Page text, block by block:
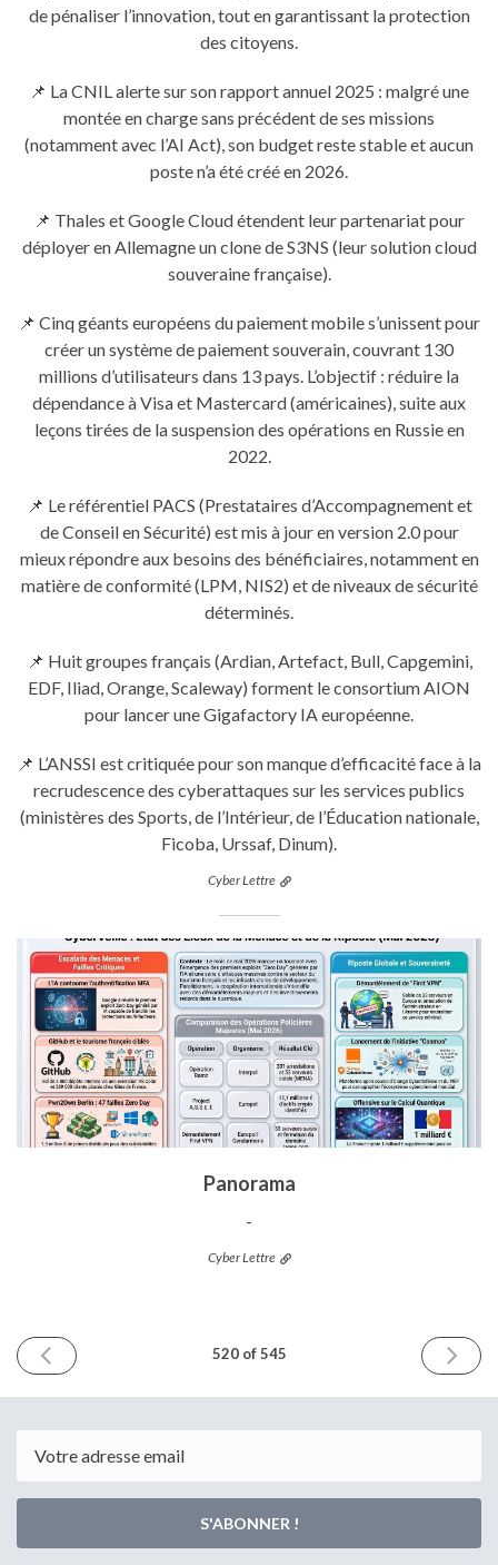
de pénaliser l’innovation, tout en garantissant la protection
des citoyens.
📌 La CNIL alerte sur son rapport annuel 2025 : malgré une
montée en charge sans précédent de ses missions
(notamment avec l’AI Act), son budget reste stable et aucun
poste n’a été créé en 2026.
📌 Thales et Google Cloud étendent leur partenariat pour
déployer en Allemagne un clone de S3NS (leur solution cloud
souveraine française).
📌 Cinq géants européens du paiement mobile s’unissent pour
créer un système de paiement souverain, couvrant 130
millions d’utilisateurs dans 13 pays. L’objectif : réduire la
dépendance à Visa et Mastercard (américaines), suite aux
leçons tirées de la suspension des opérations en Russie en
2022.
📌 Le référentiel PACS (Prestataires d’Accompagnement et
de Conseil en Sécurité) est mis à jour en version 2.0 pour
mieux répondre aux besoins des bénéficiaires, notamment en
matière de conformité (LPM, NIS2) et de niveaux de sécurité
déterminés.
📌 Huit groupes français (Ardian, Artefact, Bull, Capgemini,
EDF, Iliad, Orange, Scaleway) forment le consortium AION
pour lancer une Gigafactory IA européenne.
📌 L’ANSSI est critiquée pour son manque d’efficacité face à la
recrudescence des cyberattaques sur les services publics
(ministères des Sports, de l’Intérieur, de l’Éducation nationale,
Ficoba, Urssaf, Dinum).
Cyber Lettre
Panorama
-
Cyber Lettre
NUMÉRO
PRÉCÉDENT
2026
520 of 545
2026
S'ABONNER !